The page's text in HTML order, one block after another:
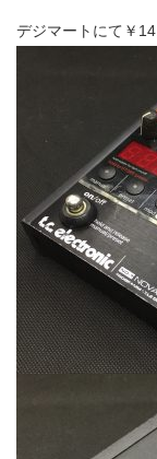
デジマートにて￥